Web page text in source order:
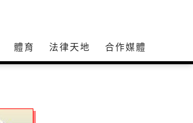
體育 法律天地 合作媒體